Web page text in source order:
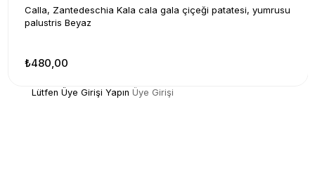
Calla, Zantedeschia Kala cala gala çiçeği patatesi, yumrusu
palustris Beyaz
₺480,00
Lütfen Üye Girişi Yapın Üye Girişi